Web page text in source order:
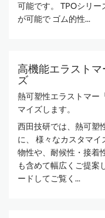
可能です。 TPOシリ
が可能で ゴム的性...
高機能エラスト
ズ
熱可塑性エラストマー
マイズします。
西田技研では、熱可塑
に、 様々なカスタマ
物性や、耐候性・接着
も含めて幅広くご提案
ードしてご覧く...